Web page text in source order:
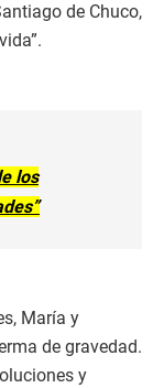
de Chuco,
los
María y
de gravedad.
y